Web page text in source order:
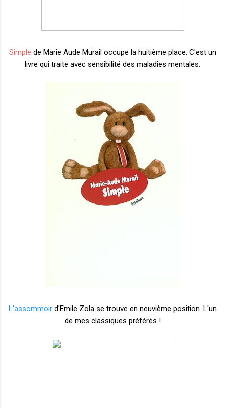
Simple de Marie Aude Murail occupe la huitième place. C'est un
livre qui traite avec sensibilité des maladies mentales.
L'assommoir d'Emile Zola se trouve en neuvième position. L'un
de mes classiques préférés !